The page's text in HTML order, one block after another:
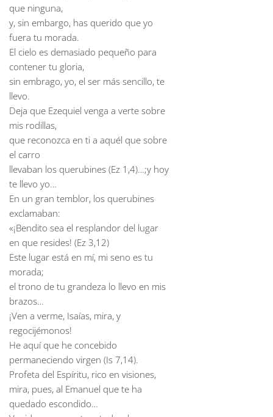
que ninguna,
y, sin embargo, has querido que yo
fuera tu morada.
El cielo es demasiado pequeño para
contener tu gloria,
sin embrago, yo, el ser más sencillo, te
llevo.
Deja que Ezequiel venga a verte sobre
mis rodillas,
que reconozca en ti a aquél que sobre
el carro
llevaban los querubines (Ez 1,4)…;y hoy
te llevo yo…
En un gran temblor, los querubines
exclamaban:
«¡Bendito sea el resplandor del lugar
en que resides! (Ez 3,12)
Este lugar está en mí, mi seno es tu
morada;
el trono de tu grandeza lo llevo en mis
brazos…
¡Ven a verme, Isaías, mira, y
regocijémonos!
He aquí que he concebido
permaneciendo virgen (Is 7,14).
Profeta del Espíritu, rico en visiones,
mira, pues, al Emanuel que te ha
quedado escondido…